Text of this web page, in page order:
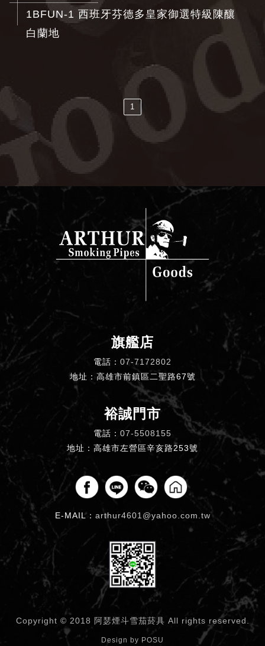
1BFUN-1 西班牙芬德多皇家御選特級陳釀
白蘭地
1
旗艦店
電話： 07-7172802
地址：高雄市前鎮區二聖路67號
裕誠門市
電話： 07-5508155
地址：高雄市左營區辛亥路253號
E-MAIL： arthur4601@yahoo.com.tw
Copyright © 2018 阿瑟煙斗雪茄菸具 All rights reserved.
Design by POSU